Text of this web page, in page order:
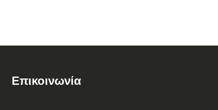
Επικοινωνία